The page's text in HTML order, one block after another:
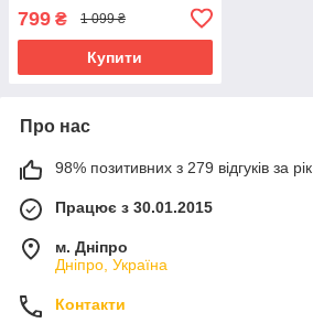
799 ₴ 1 099 ₴
Купити
Про нас
98% позитивних з 279 відгуків за рік
Працює з 30.01.2015
м. Дніпро
Дніпро, Україна
Контакти